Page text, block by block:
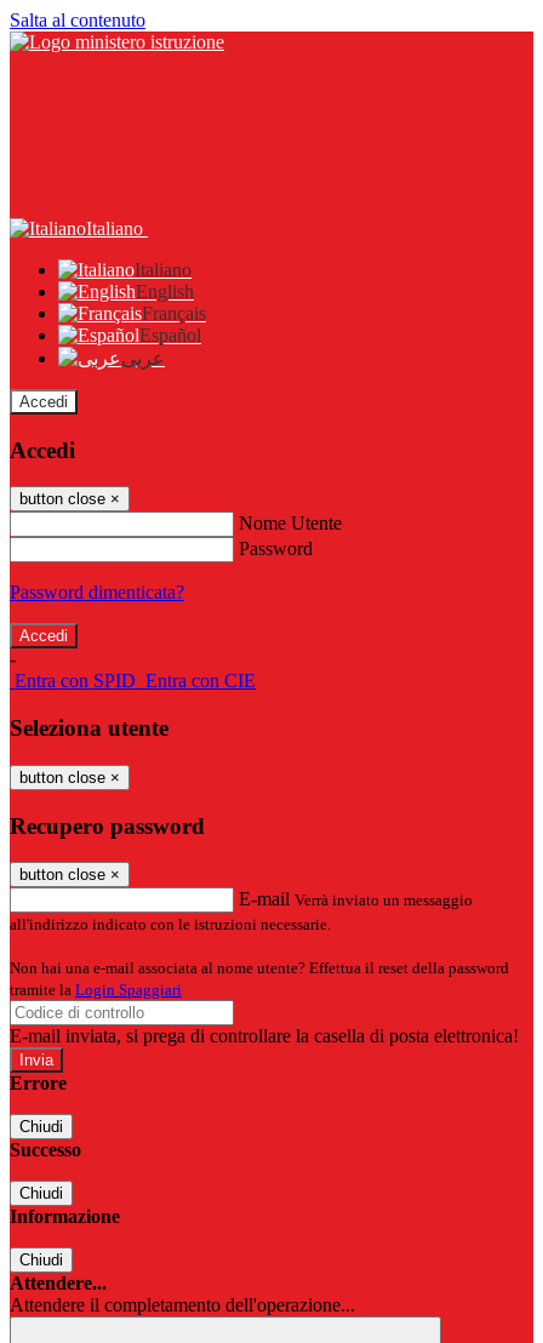
Salta al contenuto
Italiano
Italiano
English
Français
Español
عربى
Accedi
Accedi
button close ×
Nome Utente
Password
Password dimenticata?
-
Entra con SPID Entra con CIE
Seleziona utente
button close ×
Recupero password
button close ×
E-mail Verrà inviato un messaggio
all'indirizzo indicato con le istruzioni necessarie.
Non hai una e-mail associata al nome utente? Effettua il reset della password
tramite la Login Spaggiari
E-mail inviata, si prega di controllare la casella di posta elettronica!
Errore
Chiudi
Successo
Chiudi
Informazione
Chiudi
Attendere...
Attendere il completamento dell'operazione...